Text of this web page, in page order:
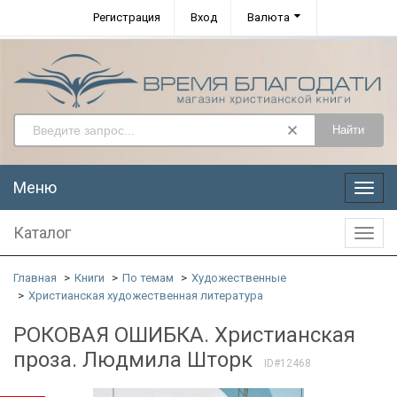
Регистрация Вход Валюта
Найти
Меню
Меню
Каталог
Главная Книги По темам
Художественные
Христианская художественная литература
РОКОВАЯ ОШИБКА. Христианская
проза. Людмила Шторк
ID#12468